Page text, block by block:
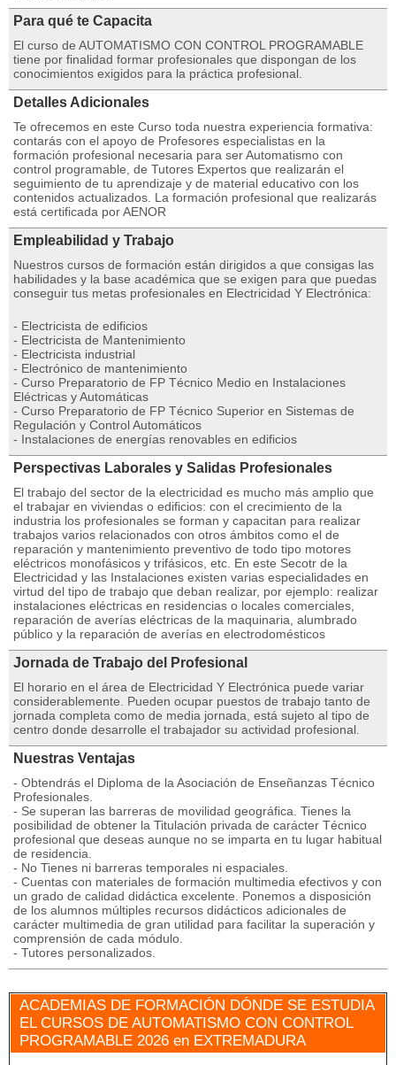
Para qué te Capacita
El curso de AUTOMATISMO CON CONTROL PROGRAMABLE
tiene por finalidad formar profesionales que dispongan de los
conocimientos exigidos para la práctica profesional.
Detalles Adicionales
Te ofrecemos en este Curso toda nuestra experiencia formativa:
contarás con el apoyo de Profesores especialistas en la
formación profesional necesaria para ser Automatismo con
control programable, de Tutores Expertos que realizarán el
seguimiento de tu aprendizaje y de material educativo con los
contenidos actualizados. La formación profesional que realizarás
está certificada por AENOR
Empleabilidad y Trabajo
Nuestros cursos de formación están dirigidos a que consigas las
habilidades y la base académica que se exigen para que puedas
conseguir tus metas profesionales en Electricidad Y Electrónica:
- Electricista de edificios
- Electricista de Mantenimiento
- Electricista industrial
- Electrónico de mantenimiento
- Curso Preparatorio de FP Técnico Medio en Instalaciones
Eléctricas y Automáticas
- Curso Preparatorio de FP Técnico Superior en Sistemas de
Regulación y Control Automáticos
- Instalaciones de energías renovables en edificios
Perspectivas Laborales y Salidas Profesionales
El trabajo del sector de la electricidad es mucho más amplio que
el trabajar en viviendas o edificios: con el crecimiento de la
industria los profesionales se forman y capacitan para realizar
trabajos varios relacionados con otros ámbitos como el de
reparación y mantenimiento preventivo de todo tipo motores
eléctricos monofásicos y trifásicos, etc. En este Secotr de la
Electricidad y las Instalaciones existen varias especialidades en
virtud del tipo de trabajo que deban realizar, por ejemplo: realizar
instalaciones eléctricas en residencias o locales comerciales,
reparación de averías eléctricas de la maquinaria, alumbrado
público y la reparación de averías en electrodomésticos
Jornada de Trabajo del Profesional
El horario en el área de Electricidad Y Electrónica puede variar
considerablemente. Pueden ocupar puestos de trabajo tanto de
jornada completa como de media jornada, está sujeto al tipo de
centro donde desarrolle el trabajador su actividad profesional.
Nuestras Ventajas
- Obtendrás el Diploma de la Asociación de Enseñanzas Técnico
Profesionales.
- Se superan las barreras de movilidad geográfica. Tienes la
posibilidad de obtener la Titulación privada de carácter Técnico
profesional que deseas aunque no se imparta en tu lugar habitual
de residencia.
- No Tienes ni barreras temporales ni espaciales.
- Cuentas con materiales de formación multimedia efectivos y con
un grado de calidad didáctica excelente. Ponemos a disposición
de los alumnos múltiples recursos didácticos adicionales de
carácter multimedia de gran utilidad para facilitar la superación y
comprensión de cada módulo.
- Tutores personalizados.
ACADEMIAS DE FORMACIÓN DÓNDE SE ESTUDIA
EL CURSOS DE AUTOMATISMO CON CONTROL
PROGRAMABLE 2026 en EXTREMADURA